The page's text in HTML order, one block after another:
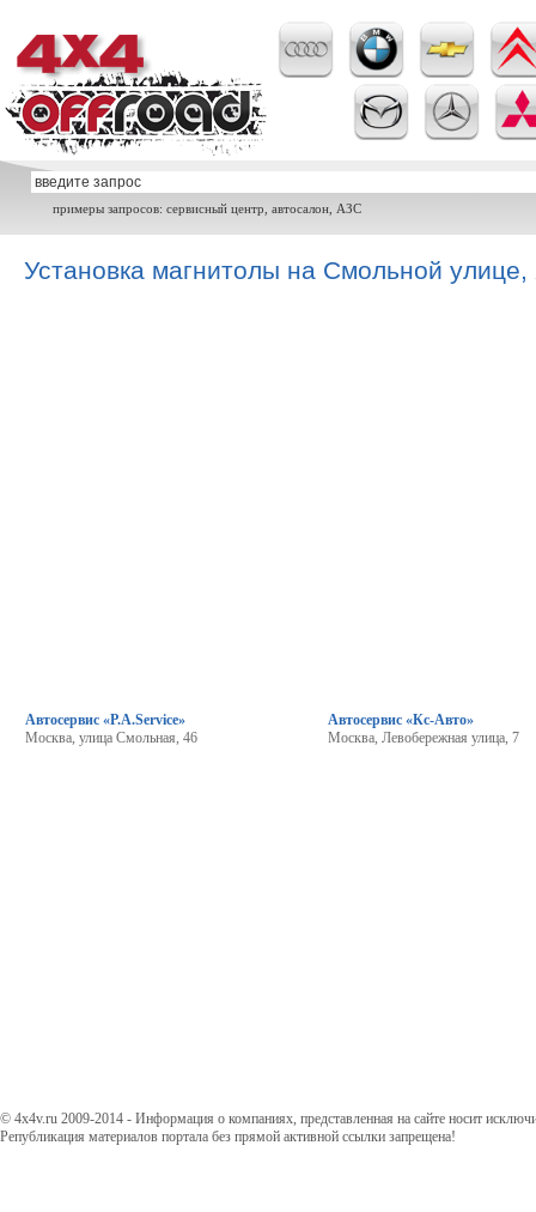
примеры запросов: сервисный центр, автосалон, АЗС
Установка магнитолы на Смольной улице,
Автосервис «P.A.Service»
Москва, улица Смольная, 46
Автосервис «Кс-Авто»
Москва, Левобережная улица, 7
© 4x4v.ru 2009-2014 - Информация о компаниях, представленная на сайте носит
Републикация материалов портала без прямой активной ссылки запрещена!